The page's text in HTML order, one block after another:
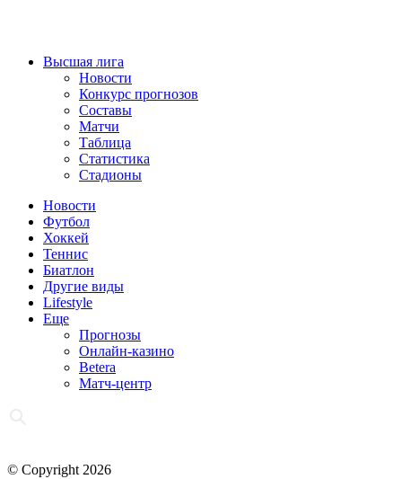
Высшая лига
Новости
Конкурс прогнозов
Составы
Матчи
Таблица
Статистика
Стадионы
Новости
Футбол
Хоккей
Теннис
Биатлон
Другие виды
Lifestyle
Еще
Прогнозы
Онлайн-казино
Betera
Матч-центр
© Copyright 2026